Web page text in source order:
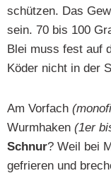
schützen. Das
sein. 70 bis 100
Blei muss fest auf
Köder nicht in der
Am Vorfach
Wurmhaken (1er
Schnur? Weil bei
gefrieren und